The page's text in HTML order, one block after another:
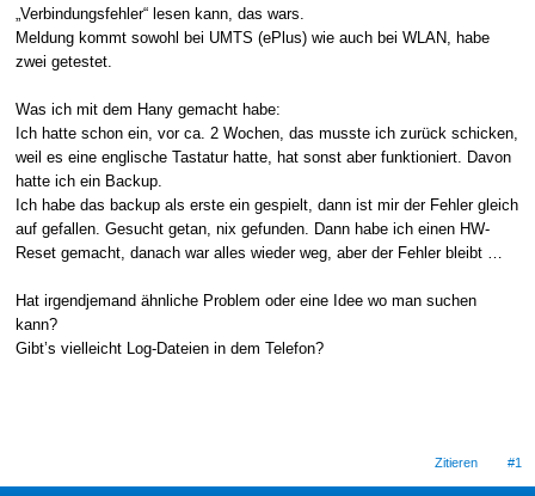
„Verbindungsfehler“ lesen kann, das wars.
Meldung kommt sowohl bei UMTS (ePlus) wie auch bei WLAN, habe
zwei getestet.
Was ich mit dem Hany gemacht habe:
Ich hatte schon ein, vor ca. 2 Wochen, das musste ich zurück schicken,
weil es eine englische Tastatur hatte, hat sonst aber funktioniert. Davon
hatte ich ein Backup.
Ich habe das backup als erste ein gespielt, dann ist mir der Fehler gleich
auf gefallen. Gesucht getan, nix gefunden. Dann habe ich einen HW-
Reset gemacht, danach war alles wieder weg, aber der Fehler bleibt …
Hat irgendjemand ähnliche Problem oder eine Idee wo man suchen
kann?
Gibt’s vielleicht Log-Dateien in dem Telefon?
Zitieren #1